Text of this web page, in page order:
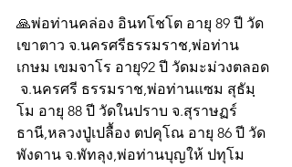
🙏พ่อท่านคล่อง อินทโชโต อายุ 89 ปี วัด
เขาตาว จ.นครศรีธรรมราช,พ่อท่าน
เกษม เขมจาโร อายุ92 ปี วัดมะม่วงตลอด
จ.นครศรี ธรรมราช,พ่อท่านแซม สุธัมฺ
โม อายุ 88 ปี วัดในปราบ จ.สุราษฏร์
ธานี,หลวงปู่เปลื้อง ตปคุโณ อายุ 86 ปี วัด
พังดาน จ.พัทลุง,พ่อท่านบุญให้ ปทุโม